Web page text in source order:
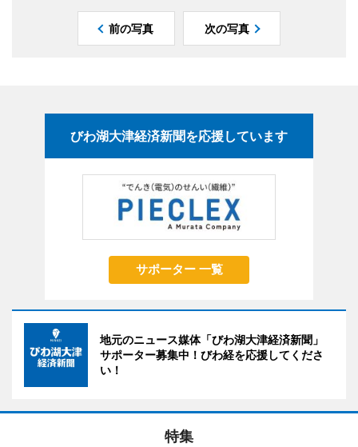
前の写真 次の写真
びわ湖大津経済新聞を応援しています
サポーター 一覧
地元のニュース媒体「びわ湖大津経済新聞」
サポーター募集中！びわ経を応援してくださ
い！
特集